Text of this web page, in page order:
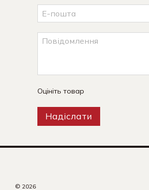
Оцініть товар
Надіслати
© 2026